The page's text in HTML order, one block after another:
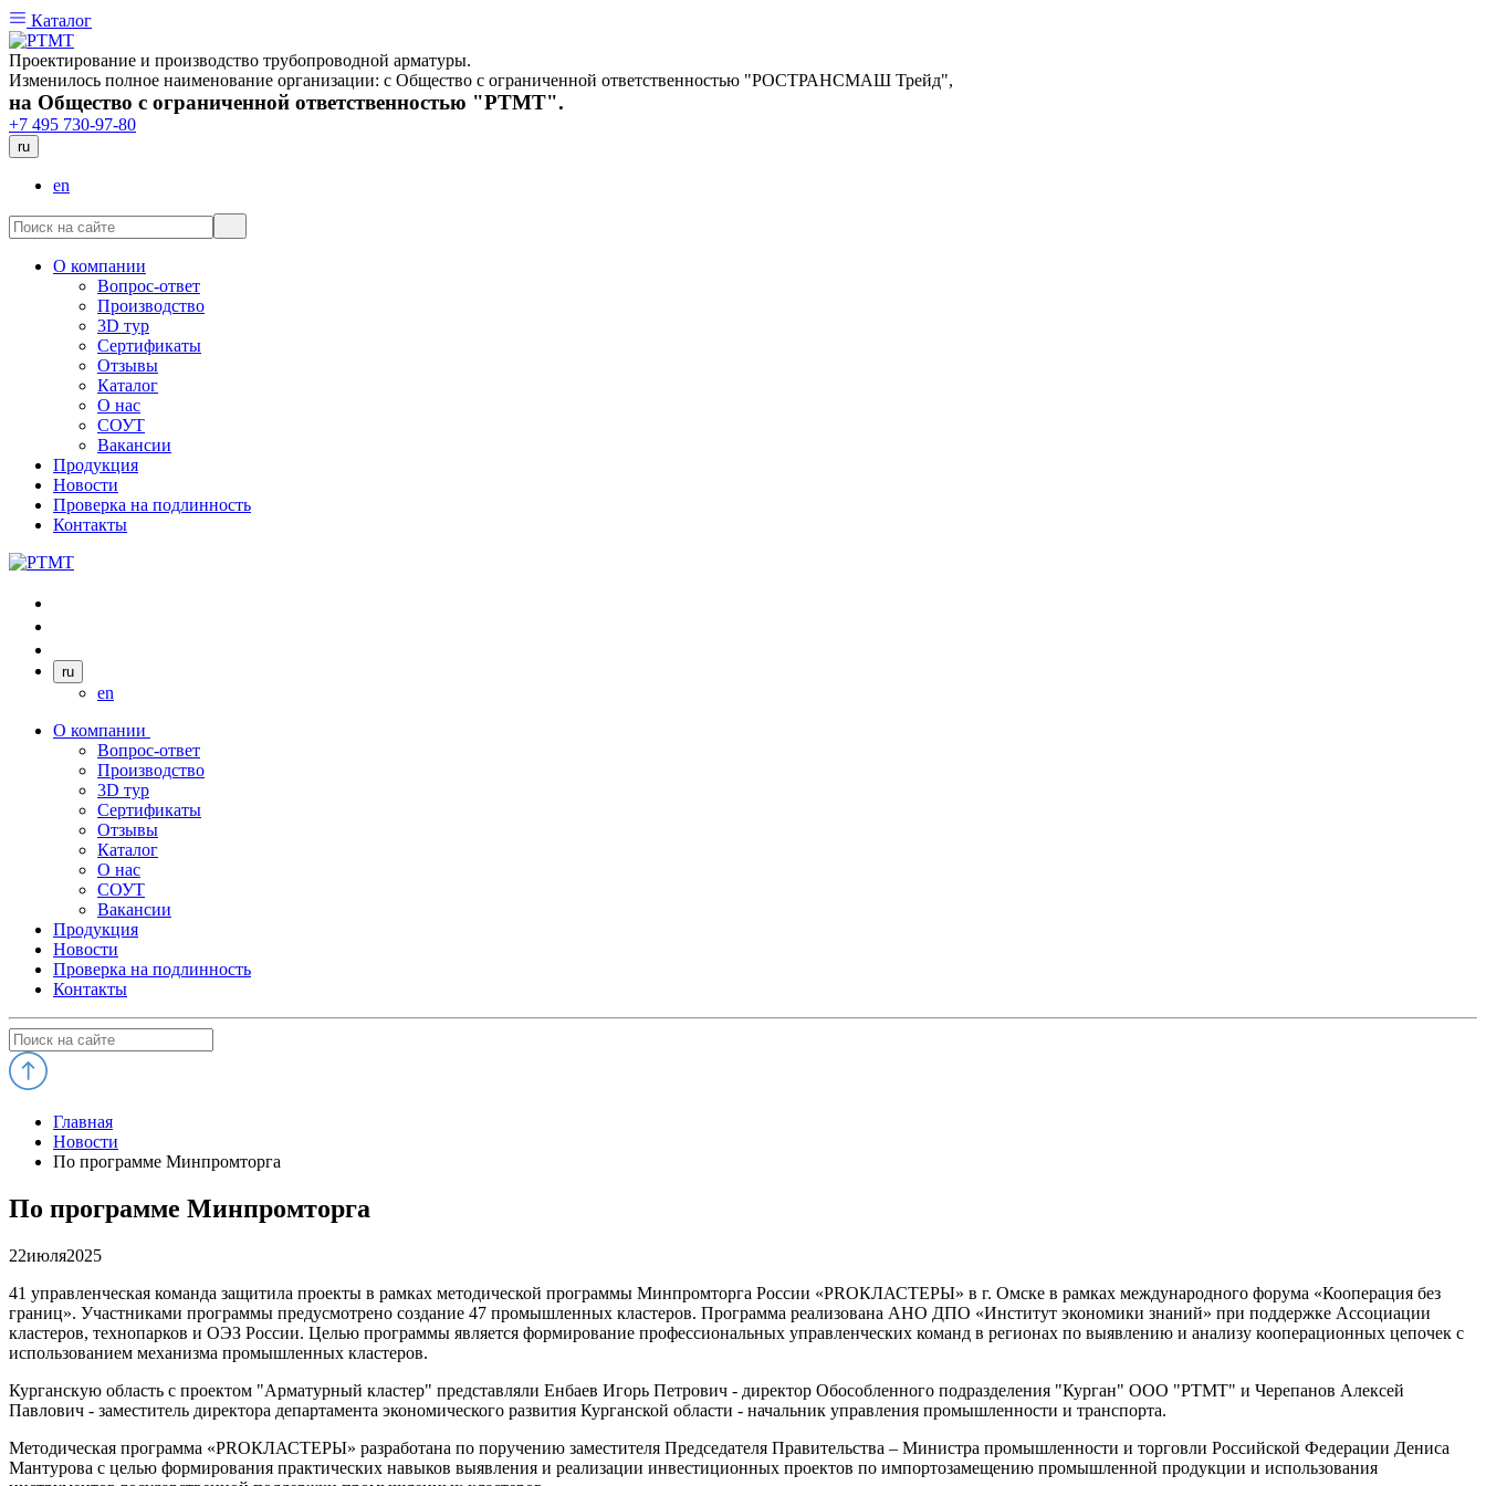
Каталог
Проектирование и производство трубопроводной арматуры.
Изменилось полное наименование организации: с Общество с ограниченной ответственностью "РОСТРАНСМАШ Трейд",
на Общество с ограниченной ответственностью "РТМТ".
+7 495 730-97-80
ru
en
О компании
Вопрос-ответ
Производство
3D тур
Сертификаты
Отзывы
Каталог
О нас
СОУТ
Вакансии
Продукция
Новости
Проверка на подлинность
Контакты
ru
en
О компании
Вопрос-ответ
Производство
3D тур
Сертификаты
Отзывы
Каталог
О нас
СОУТ
Вакансии
Продукция
Новости
Проверка на подлинность
Контакты
Главная
Новости
По программе Минпромторга
По программе Минпромторга
22июля2025
41 управленческая команда защитила проекты в рамках методической программы Минпромторга России «PROКЛАСТЕРЫ» в г. Омске в рамках международного форума «Кооперация без
границ». Участниками программы предусмотрено создание 47 промышленных кластеров. Программа реализована АНО ДПО «Институт экономики знаний» при поддержке Ассоциации
кластеров, технопарков и ОЭЗ России. Целью программы является формирование профессиональных управленческих команд в регионах по выявлению и анализу кооперационных цепочек с
использованием механизма промышленных кластеров.
Курганскую область с проектом "Арматурный кластер" представляли Енбаев Игорь Петрович - директор Обособленного подразделения "Курган" ООО "РТМТ" и Черепанов Алексей
Павлович - заместитель директора департамента экономического развития Курганской области - начальник управления промышленности и транспорта.
Методическая программа «PROКЛАСТЕРЫ» разработана по поручению заместителя Председателя Правительства – Министра промышленности и торговли Российской Федерации Дениса
Мантурова с целью формирования практических навыков выявления и реализации инвестиционных проектов по импортозамещению промышленной продукции и использования